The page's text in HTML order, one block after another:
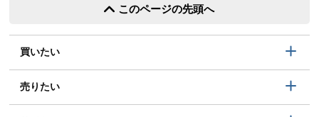
このページの先頭へ
買いたい
売りたい